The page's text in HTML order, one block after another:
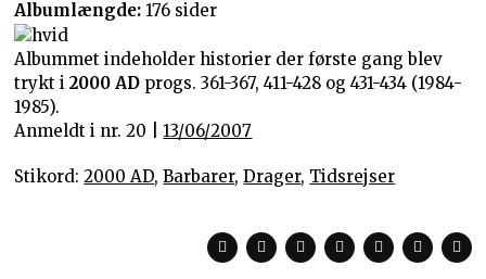
Albumlængde: 176 sider
Albummet indeholder historier der første gang blev
trykt i2000 AD progs. 361-367, 411-428 og 431-434 (1984-
1985).
Anmeldt i nr. 20 |13/06/2007
Stikord:2000 AD,Barbarer,Drager, Tidsrejser